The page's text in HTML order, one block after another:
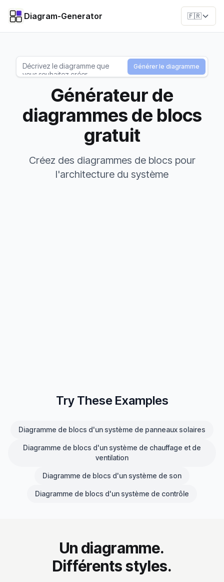
Diagram-Generator 🇫🇷
Générer le diagramme
Générateur de
diagrammes de blocs
gratuit
Créez des diagrammes de blocs pour
l'architecture du système
Try These Examples
Diagramme de blocs d'un système de panneaux solaires
Diagramme de blocs d'un système de chauffage et de
ventilation
Diagramme de blocs d'un système de son
Diagramme de blocs d'un système de contrôle
Un diagramme.
Différents styles.